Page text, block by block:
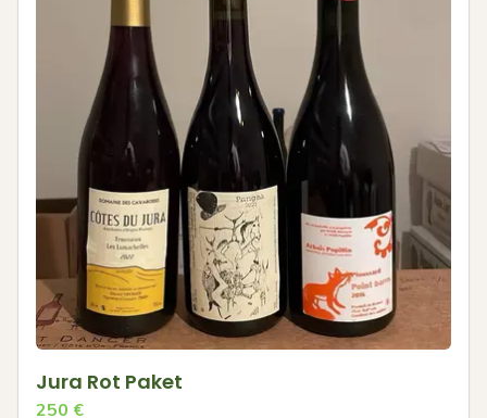
Jura Rot Paket
250 €